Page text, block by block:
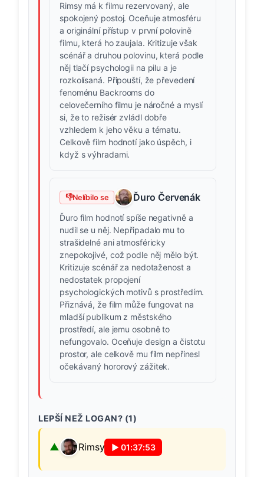
Rimsy má k filmu rezervovaný, ale
spokojený postoj. Oceňuje atmosféru
a originální přístup v první polovině
filmu, která ho zaujala. Kritizuje však
scénář a druhou polovinu, která podle
něj tlačí psychologii na pilu a je
rozkolísaná. Připouští, že převedení
fenoménu Backrooms do
celovečerního filmu je náročné a myslí
si, že to režisér zvládl dobře
vzhledem k jeho věku a tématu.
Celkově film hodnotí jako úspěch, i
když s výhradami.
👎Nelíbilo se Ďuro Červenák
Ďuro film hodnotí spíše negativně a
nudil se u něj. Nepřipadalo mu to
strašidelné ani atmosféricky
znepokojivé, což podle něj mělo být.
Kritizuje scénář za nedotaženost a
nedostatek propojení
psychologických motivů s prostředím.
Přiznává, že film může fungovat na
mladší publikum z městského
prostředí, ale jemu osobně to
nefungovalo. Oceňuje design a čistotu
prostor, ale celkově mu film nepřinesl
očekávaný hororový zážitek.
LEPŠÍ NEŽ LOGAN? (1)
Rimsy ▶01:37:53